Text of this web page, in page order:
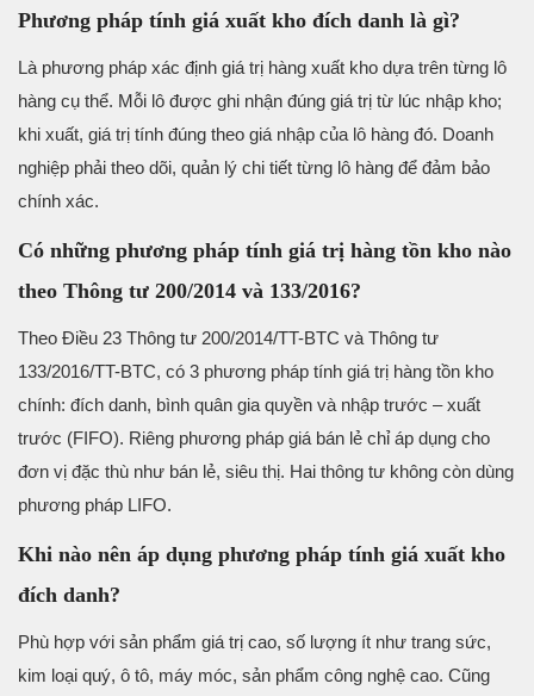
Phương pháp tính giá xuất kho đích danh là gì?
Là phương pháp xác định giá trị hàng xuất kho dựa trên từng lô
hàng cụ thể. Mỗi lô được ghi nhận đúng giá trị từ lúc nhập kho;
khi xuất, giá trị tính đúng theo giá nhập của lô hàng đó. Doanh
nghiệp phải theo dõi, quản lý chi tiết từng lô hàng để đảm bảo
chính xác.
Có những phương pháp tính giá trị hàng tồn kho nào
theo Thông tư 200/2014 và 133/2016?
Theo Điều 23 Thông tư 200/2014/TT-BTC và Thông tư
133/2016/TT-BTC, có 3 phương pháp tính giá trị hàng tồn kho
chính: đích danh, bình quân gia quyền và nhập trước – xuất
trước (FIFO). Riêng phương pháp giá bán lẻ chỉ áp dụng cho
đơn vị đặc thù như bán lẻ, siêu thị. Hai thông tư không còn dùng
phương pháp LIFO.
Khi nào nên áp dụng phương pháp tính giá xuất kho
đích danh?
Phù hợp với sản phẩm giá trị cao, số lượng ít như trang sức,
kim loại quý, ô tô, máy móc, sản phẩm công nghệ cao. Cũng